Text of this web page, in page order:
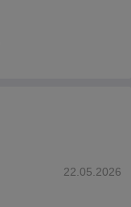
22.05.2026